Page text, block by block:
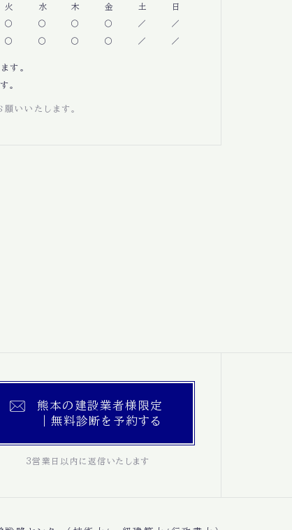
火 水 木 金 土 日
す。
。
いいたします。
熊本の建設業者様限定
｜無料診断を予約する
3営業日以内に返信いたします